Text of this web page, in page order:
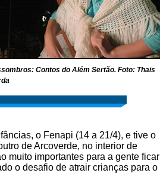
Contos do Além Sertão. Foto: Thais
o Fenapi (14 a 21/4), e tive o
de Arcoverde, no interior de
muito importantes para a gente ficar
o desafio de atrair crianças para o